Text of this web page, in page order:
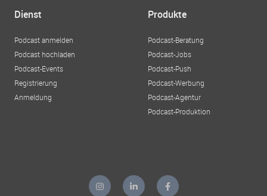
Dienst
Podcast anmelden
Podcast hochladen
Podcast-Events
Registrierung
Anmeldung
Produkte
Podcast-Beratung
Podcast-Jobs
Podcast-Push
Podcast-Werbung
Podcast-Agentur
Podcast-Produktion